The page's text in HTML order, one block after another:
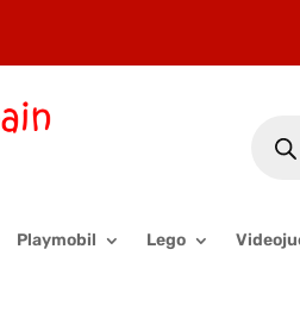
Playmobil Lego